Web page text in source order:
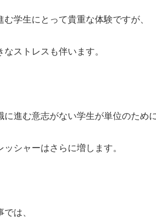
む学生にとって貴重な体験ですが、
なストレスも伴います。
に進む意志がない学生が単位のため
ッシャーはさらに増します。
は、